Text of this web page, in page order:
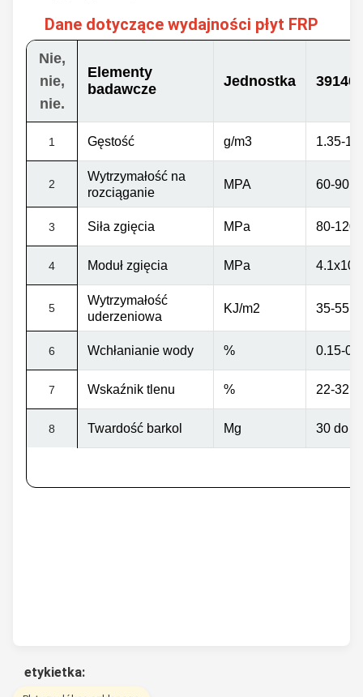
Dane dotyczące wydajności płyt FRP
Nie,
nie,
nie.
Elementy
badawcze
Jednostka
1 Gęstość g/m3 1.35-1.5
2
Wytrzymałość na
rozciąganie
MPA 60-90
3 Siła zgięcia MPa 80-120
4 Moduł zgięcia MPa 4.1x10
5
Wytrzymałość
uderzeniowa
KJ/m2 35-55
6 Wchłanianie wody % 0.15-
7 Wskaźnik tlenu % 22-32
8 Twardość barkol Mg 30 do
etykietka: